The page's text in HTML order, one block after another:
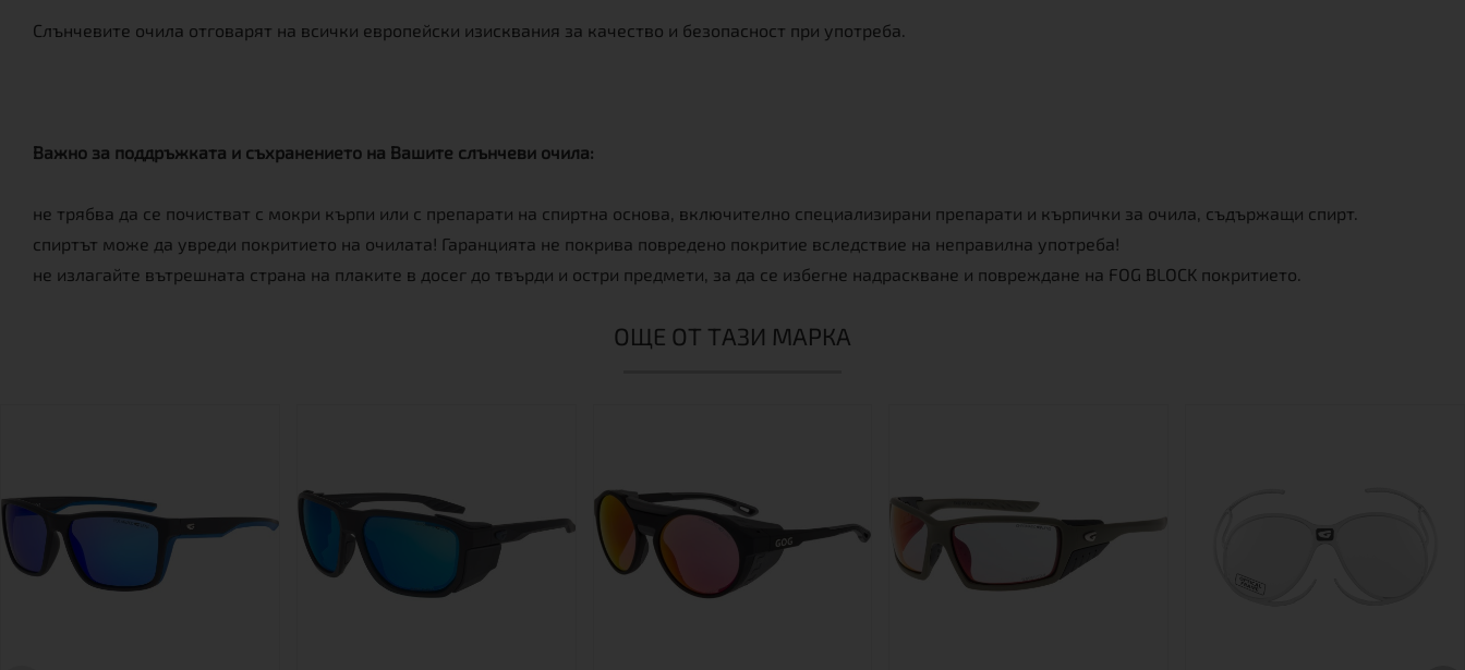
Слънчевите очила отговарят на всички европейски изисквания за качество и безопасност при употреба.
Важно за поддръжката и съхранението на Вашите слънчеви очила:
не трябва да се почистват с мокри кърпи или с препарати на спиртна основа, включително специализирани препарати и кърпички за очила, съдържащи спирт.
спиртът може да увреди покритието на очилата! Гаранцията не покрива повредено покритие вследствие на неправилна употреба!
не излагайте вътрешната страна на плаките в досег до твърди и остри предмети, за да се избегне надраскване и повреждане на FOG BLOCK покритието.
ОЩЕ ОТ ТАЗИ МАРКА